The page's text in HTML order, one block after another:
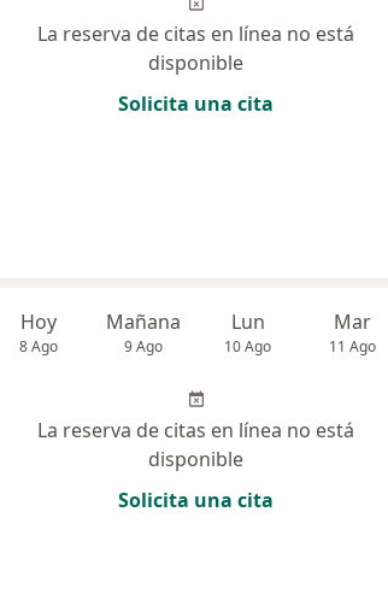
La reserva de citas en línea no está
disponible
Solicita una cita
Hoy
8 Ago
Mañana
9 Ago
Lun
10 Ago
Mar
11 Ago
La reserva de citas en línea no está
disponible
Solicita una cita